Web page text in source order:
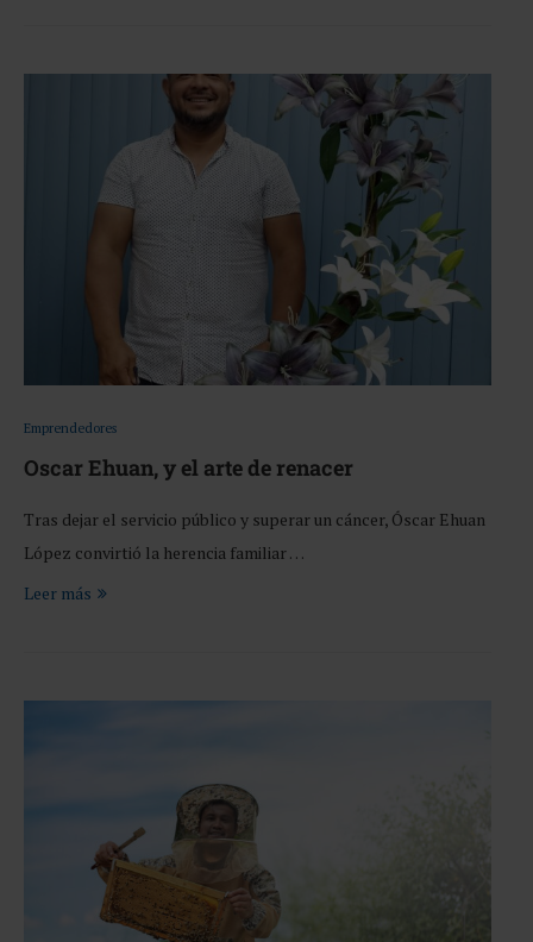
Emprendedores
Oscar Ehuan, y el arte de renacer
Tras dejar el servicio público y superar un cáncer, Óscar Ehuan
López convirtió la herencia familiar …
Leer más